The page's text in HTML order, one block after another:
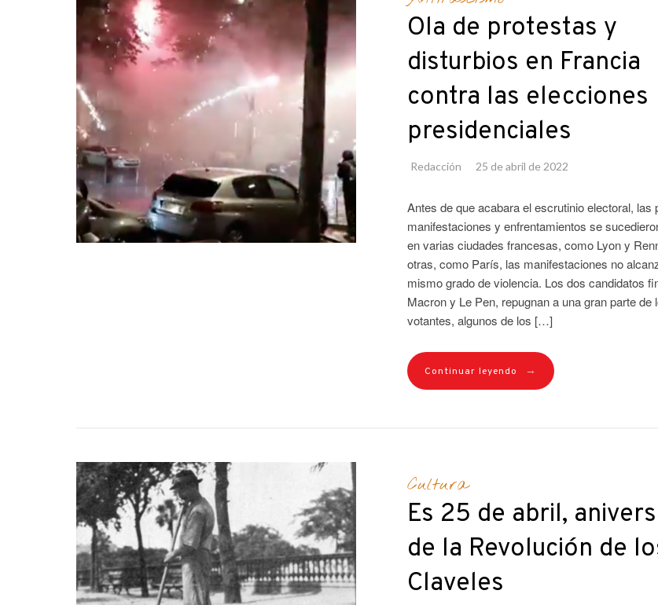
Ola de protestas y
disturbios en Francia
contra las elecciones
presidenciales
Redacción 25 de abril de 2022
Antes de que acabara el escrutinio electoral, las
manifestaciones y enfrentamientos se
en varias ciudades francesas, como Lyon y
otras, como París, las manifestaciones no
mismo grado de violencia. Los dos candidatos
Macron y Le Pen, repugnan a una gran parte de
votantes, algunos de los […]
Continuar leyendo →
Cultura
Es 25 de abril,
de la Revolución de
Claveles